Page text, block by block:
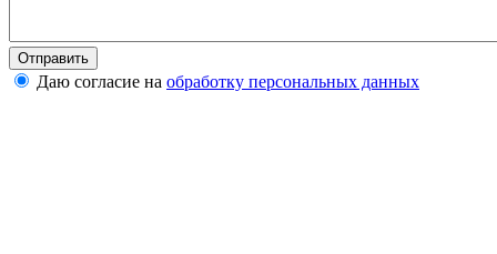
Даю согласие на обработку персональных данных